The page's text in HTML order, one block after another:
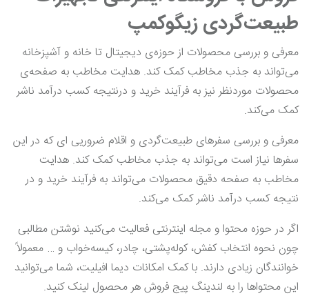
طبیعت‌گردی زیگوکمپ
معرفی و بررسی محصولات از حوزه‌ی دیجیتال تا خانه و آشپزخانه
می‌تواند به جذب مخاطب کمک کند. هدایت مخاطب به صفحه‌ی
محصولات موردنظر نیز به فرآیند خرید و درنتیجه کسب درآمد ناشر
کمک می‌کند.
معرفی و بررسی سفرهای طبیعت‌گردی و اقلام ضروریی ای که در این
سفرها نیاز است می‌تواند به جذب مخاطب کمک کند. هدایت
مخاطب به صفحه دقیق محصولات می‌تواند به فرآیند خرید و در
نتیجه کسب درآمد ناشر کمک می‌کند.
اگر در حوزه محتوا و مجله اینترنتی فعالیت می‌کنید نوشتن مطالبی
چون نحوه انتخاب کفش، کوله‌پشتی، چادر، کیسه‌خواب و … معمولاً
خوانندگان زیادی دارند. با کمک امکانات دیما افیلیت، شما می‌توانید
این محتواها را به لندینگ پیج فروش هر محصول لینک کنید.